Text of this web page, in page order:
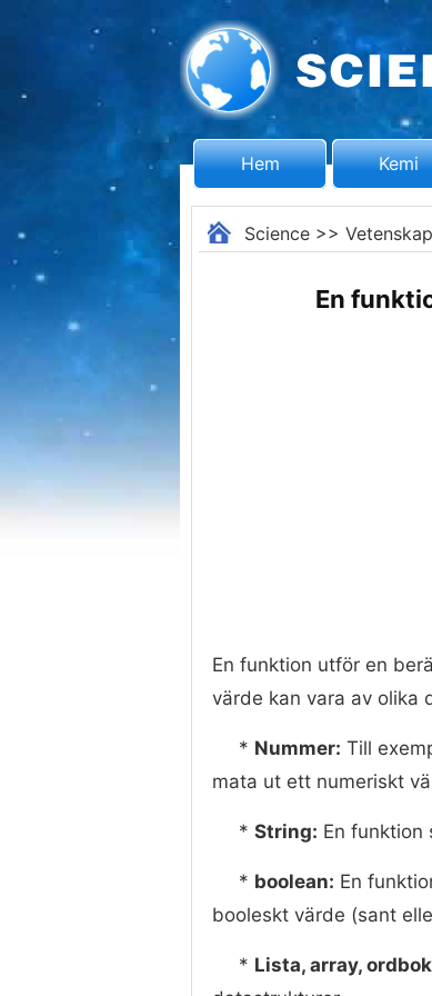
Hem Kemi
Science>>
En
En funktion utför en
värde kan vara av olika
* Nummer: Till
mata ut ett numeriskt
* String: En funktion
* boolean: En
booleskt värde (sant
* Lista, array,